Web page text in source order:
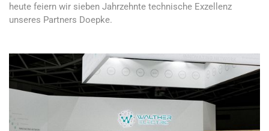
heute feiern wir sieben Jahrzehnte technische Exzellenz
unseres Partners Doepke.